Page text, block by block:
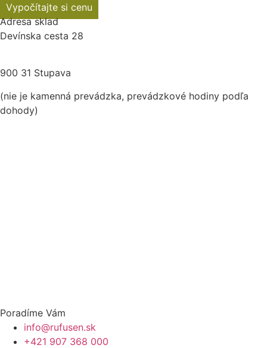
Vypočítajte si cenu
Adresa sklad
Devínska cesta 28
900 31 Stupava
(nie je kamenná prevádzka, prevádzkové hodiny podľa
dohody)
Poradíme Vám
info@rufusen.sk
+421 907 368 000